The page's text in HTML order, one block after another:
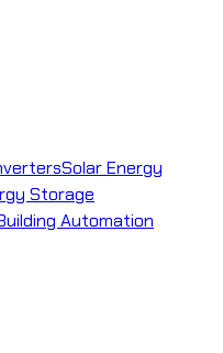
Solar Energy
Storage
Automation